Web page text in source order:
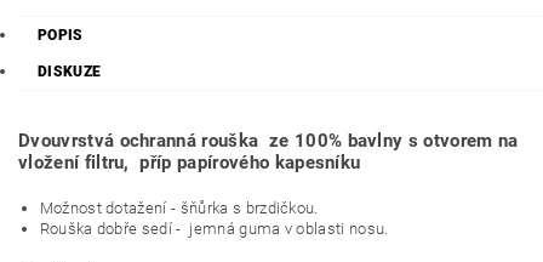
POPIS
DISKUZE
Dvouvrstvá ochranná rouška ze 100% bavlny s otvorem na
vložení filtru, příp papírového kapesníku
Možnost dotažení - šňůrka s brzdičkou.
Rouška dobře sedí - jemná guma v oblasti nosu.